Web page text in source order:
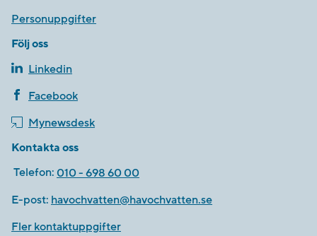
Personuppgifter
Följ oss
Linkedin
Facebook
Mynewsdesk
Kontakta oss
Telefon: 010 - 698 60 00
E-post: havochvatten@havochvatten.se
Fler kontaktuppgifter